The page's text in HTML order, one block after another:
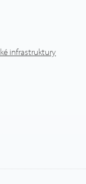
infrastruktury